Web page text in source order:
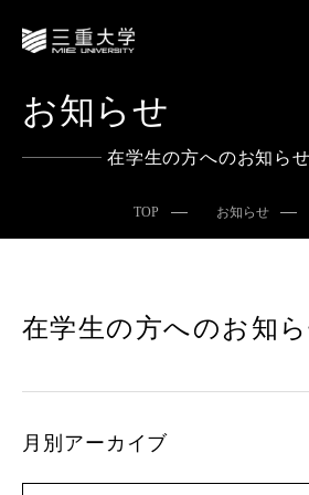
お知らせ
在学生の方へのお知らせ
TOP お知らせ
在学生の方へのお知
月別アーカイブ